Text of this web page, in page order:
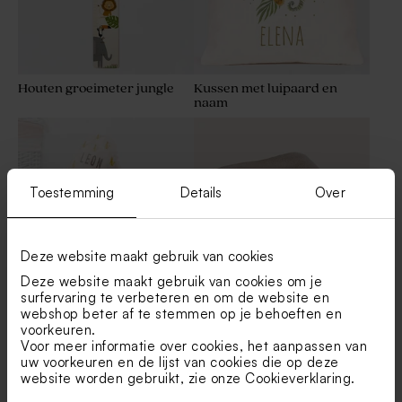
Toestemming Details Over
Deze website maakt gebruik van cookies
Deze website maakt gebruik van cookies om je
surfervaring te verbeteren en om de website en
webshop beter af te stemmen op je behoeften en
voorkeuren.
Voor meer informatie over cookies, het aanpassen van
uw voorkeuren en de lijst van cookies die op deze
website worden gebruikt, zie onze Cookieverklaring.
Houten groeimeter jungle
Kussen met luipaard en
naam
Baby badcape met naam en
luipaard
Nougat babydekentje van
Jollein met naam